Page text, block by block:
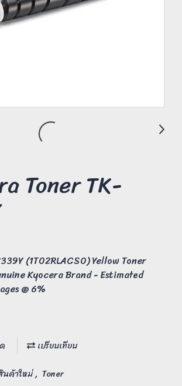
Toner TK-
(1T02RLACS0) Yellow Toner
Kyocera Brand - Estimated
@ 6%
เปรียบเทียบ
นค้าใหม่, Toner